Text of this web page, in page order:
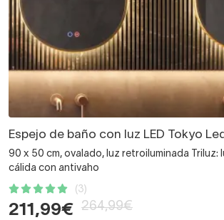
Espejo de baño con luz LED Tokyo
90 x 50 cm, ovalado, luz retroiluminada Triluz:
cálida con antivaho
(3)
211,99€ 264,99€